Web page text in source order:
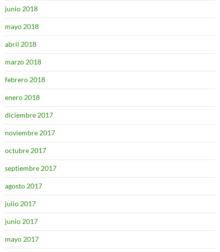
junio 2018
mayo 2018
abril 2018
marzo 2018
febrero 2018
enero 2018
diciembre 2017
noviembre 2017
octubre 2017
septiembre 2017
agosto 2017
julio 2017
junio 2017
mayo 2017